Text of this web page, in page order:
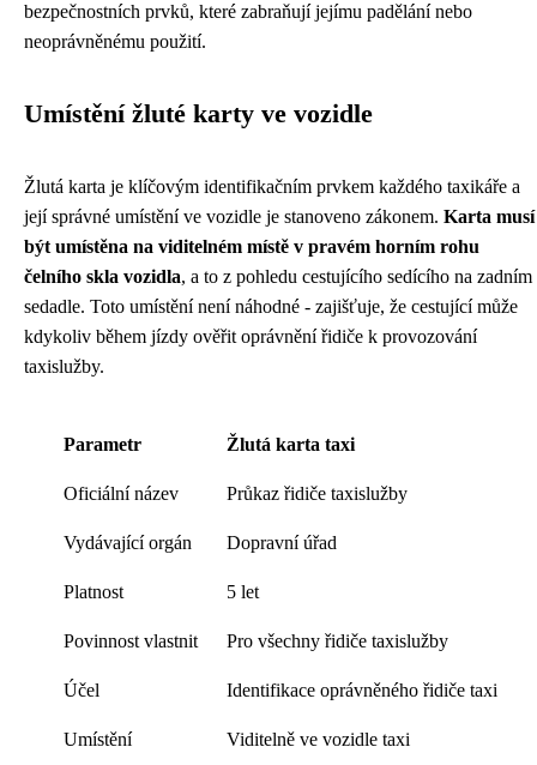
bezpečnostních prvků, které zabraňují jejímu padělání nebo
neoprávněnému použití.
Umístění žluté karty ve vozidle
Žlutá karta je klíčovým identifikačním prvkem každého taxikáře a
její správné umístění ve vozidle je stanoveno zákonem. Karta musí
být umístěna na viditelném místě v pravém horním rohu
čelního skla vozidla, a to z pohledu cestujícího sedícího na zadním
sedadle. Toto umístění není náhodné - zajišťuje, že cestující může
kdykoliv během jízdy ověřit oprávnění řidiče k provozování
taxislužby.
Parametr Žlutá karta taxi
Oficiální název Průkaz řidiče taxislužby
Vydávající orgán Dopravní úřad
Platnost 5 let
Povinnost vlastnit Pro všechny řidiče taxislužby
Účel Identifikace oprávněného řidiče taxi
Umístění Viditelně ve vozidle taxi